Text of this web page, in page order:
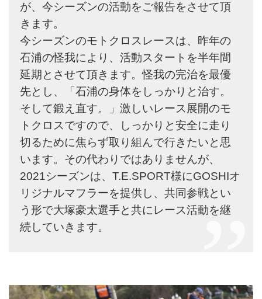
が、今シーズンの活動をご報告をさせて頂
きます。
今シーズンのモトクロスレースは、昨年の
石浦の怪我により、活動スタートを半年間
延期とさせて頂きます。怪我の完治を最優
先とし、「石浦の身体をしっかりと治す。
そして鍛え直す。」激しいレース展開のモ
トクロスですので、しっかりと安全に走り
切るために焦らず取り組んで行きたいと思
います。その代わりではありませんが、
2021シーズンは、T.E.SPORT様にGOSHIオ
リジナルマフラーを提供し、共同参戦とい
う形で大塚豪太選手と共にレース活動を継
続していきます。